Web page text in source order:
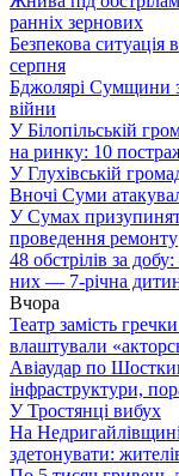
ранніх зернових
Безпекова ситуація
серпня
Бджолярі Сумщини
війни
У Білопільській
на ринку: 10
У Глухівській
Вночі Суми
У Сумах
проведення ремонту
48 обстрілів за
них — 7-річна
Вчора
Театр замість
влаштували
Авіаудар по
інфраструктури,
У Тростянці вибух
На
здетонувати: